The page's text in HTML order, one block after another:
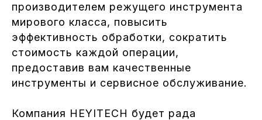
производителем режущего инструмента
мирового класса, повысить
эффективность обработки, сократить
стоимость каждой операции,
предоставив вам качественные
инструменты и сервисное обслуживание.
Компания HEYITECH будет рада